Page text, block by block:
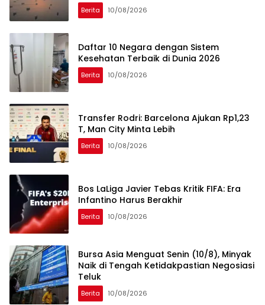
Berita 10/08/2026
Daftar 10 Negara dengan Sistem
Kesehatan Terbaik di Dunia 2026
Berita 10/08/2026
Transfer Rodri: Barcelona Ajukan Rp1,23
T, Man City Minta Lebih
Berita 10/08/2026
Bos LaLiga Javier Tebas Kritik FIFA: Era
Infantino Harus Berakhir
Berita 10/08/2026
Bursa Asia Menguat Senin (10/8), Minyak
Naik di Tengah Ketidakpastian Negosiasi
Teluk
Berita 10/08/2026